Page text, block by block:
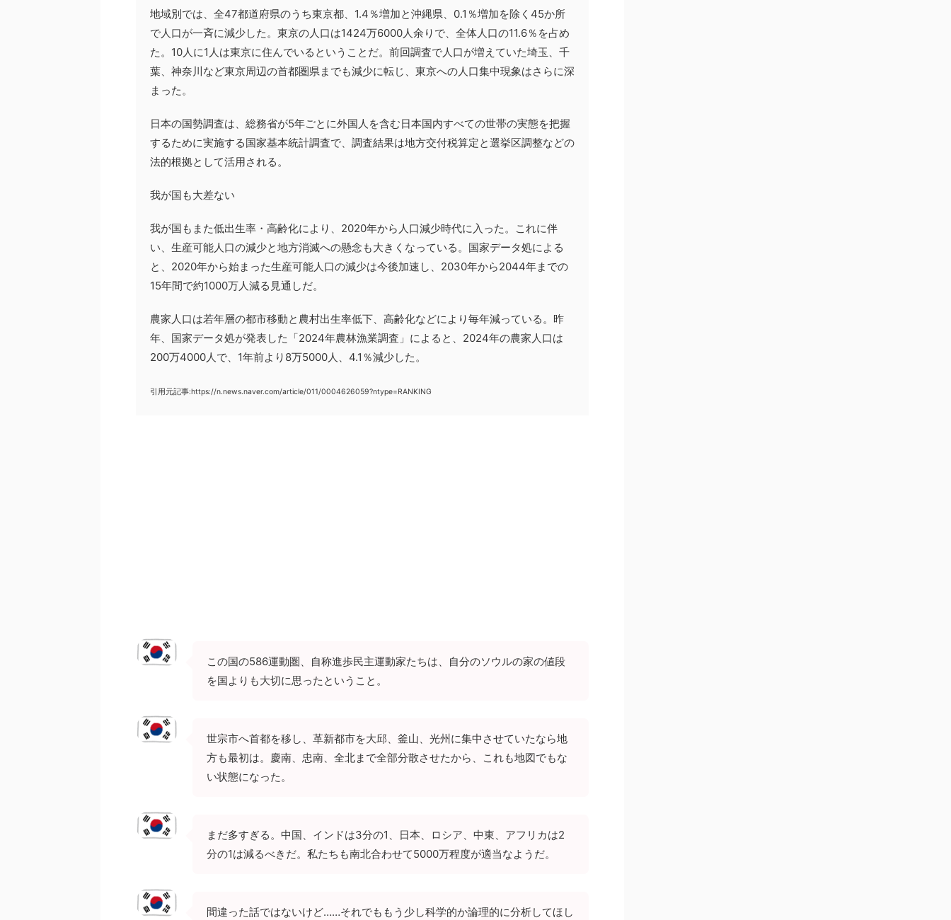
地域別では、全47都道府県のうち東京都、1.4％増加と沖縄県、0.1％増加を除く45か所
で人口が一斉に減少した。東京の人口は1424万6000人余りで、全体人口の11.6％を占め
た。10人に1人は東京に住んでいるということだ。前回調査で人口が増えていた埼玉、千
葉、神奈川など東京周辺の首都圏県までも減少に転じ、東京への人口集中現象はさらに深
まった。
日本の国勢調査は、総務省が5年ごとに外国人を含む日本国内すべての世帯の実態を把握
するために実施する国家基本統計調査で、調査結果は地方交付税算定と選挙区調整などの
法的根拠として活用される。
我が国も大差ない
我が国もまた低出生率・高齢化により、2020年から人口減少時代に入った。これに伴
い、生産可能人口の減少と地方消滅への懸念も大きくなっている。国家データ処による
と、2020年から始まった生産可能人口の減少は今後加速し、2030年から2044年までの
15年間で約1000万人減る見通しだ。
農家人口は若年層の都市移動と農村出生率低下、高齢化などにより毎年減っている。昨
年、国家データ処が発表した「2024年農林漁業調査」によると、2024年の農家人口は
200万4000人で、1年前より8万5000人、4.1％減少した。
引用元記事:https://n.news.naver.com/article/011/0004626059?ntype=RANKING
この国の586運動圏、自称進歩民主運動家たちは、自分のソウルの家の値段
を国よりも大切に思ったということ。
世宗市へ首都を移し、革新都市を大邱、釜山、光州に集中させていたなら地
方も最初は。慶南、忠南、全北まで全部分散させたから、これも地図でもな
い状態になった。
まだ多すぎる。中国、インドは3分の1、日本、ロシア、中東、アフリカは2
分の1は減るべきだ。私たちも南北合わせて5000万程度が適当なようだ。
間違った話ではないけど……それでももう少し科学的か論理的に分析してほし